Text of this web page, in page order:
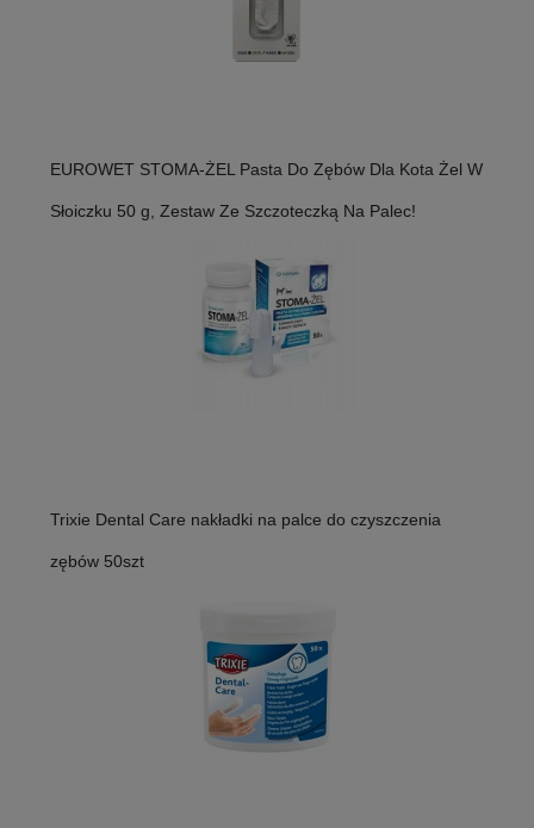
EUROWET STOMA-ŻEL Pasta Do Zębów Dla Kota Żel W
Słoiczku 50 g, Zestaw Ze Szczoteczką Na Palec!
Trixie Dental Care nakładki na palce do czyszczenia
zębów 50szt